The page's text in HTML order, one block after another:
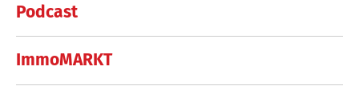
Podcast
ImmoMARKT